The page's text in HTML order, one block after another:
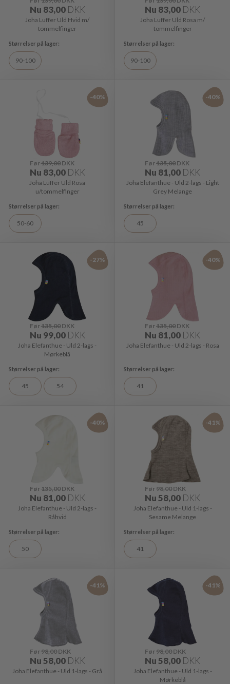
Nu 83,00 DKK
Joha Luffer Uld Hvid m/
tommelfinger
90-100
Nu 83,00 DKK
Joha Luffer Uld Rosa m/
tommelfinger
90-100
-40%
Før139,00DKK
Nu 83,00 DKK
Joha Luffer Uld Rosa
u/tommelfinger
50-60
-40%
Før135,00 DKK
Nu 81,00 DKK
Joha Elefanthue - Uld 2-lags - Light
Grey Melange
45
-27%
Før135,00DKK
Nu 99,00 DKK
Joha Elefanthue - Uld 2-lags -
Mørkeblå
45 54
-40%
Før135,00 DKK
Nu 81,00 DKK
Joha Elefanthue - Uld 2-lags - Rosa
41
-40%
Før135,00DKK
Nu 81,00 DKK
Joha Elefanthue - Uld 2-lags -
Råhvid
50
-41%
Før98,00 DKK
Nu58,00 DKK
Joha Elefanthue - Uld 1-lags -
Sesame Melange
41
-41%
Før98,00DKK
Nu58,00 DKK
Joha Elefanthue - Uld 1-lags - Grå
-41%
Før98,00 DKK
Nu58,00 DKK
Joha Elefanthue - Uld 1-lags -
Mørkeblå